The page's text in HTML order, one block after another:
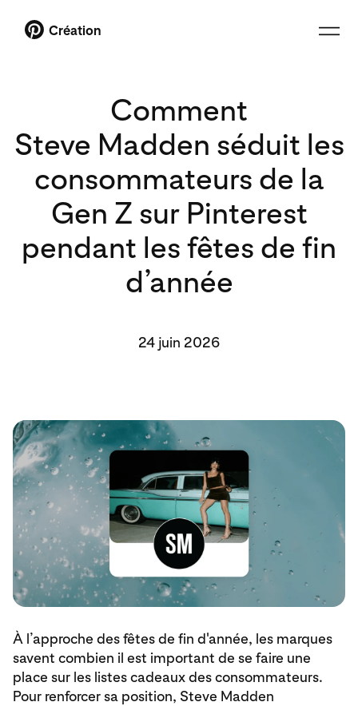
Création
Comment
Steve Madden séduit les
consommateurs de la
Gen Z sur Pinterest
pendant les fêtes de fin
d’année
24 juin 2026
À l’approche des fêtes de fin d'année, les marques
savent combien il est important de se faire une
place sur les listes cadeaux des consommateurs.
Pour renforcer sa position, Steve Madden